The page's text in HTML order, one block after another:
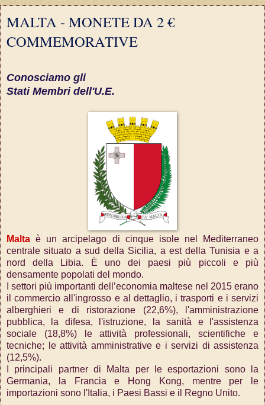
MALTA - MONETE DA 2 €
COMMEMORATIVE
Conosciamo gli
Stati Membri dell'U.E.
Malta è un arcipelago di cinque isole nel Mediterraneo
centrale situato a sud della Sicilia, a est della Tunisia e a
nord della Libia. È uno dei paesi più piccoli e più
densamente popolati del mondo.
I settori più importanti dell’economia maltese nel 2015 erano
il commercio all'ingrosso e al dettaglio, i trasporti e i servizi
alberghieri e di ristorazione (22,6%), l'amministrazione
pubblica, la difesa, l'istruzione, la sanità e l'assistenza
sociale (18,8%) le attività professionali, scientifiche e
tecniche; le attività amministrative e i servizi di assistenza
(12,5%).
I principali partner di Malta per le esportazioni sono la
Germania, la Francia e Hong Kong, mentre per le
importazioni sono l'Italia, i Paesi Bassi e il Regno Unito.